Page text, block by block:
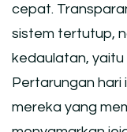
cepat.
sistem tertutup,
kedaulatan, yaitu
Pertarungan hari
mereka yang